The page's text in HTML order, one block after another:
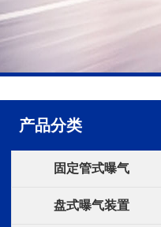
产品分类
固定管式曝气
盘式曝气装置